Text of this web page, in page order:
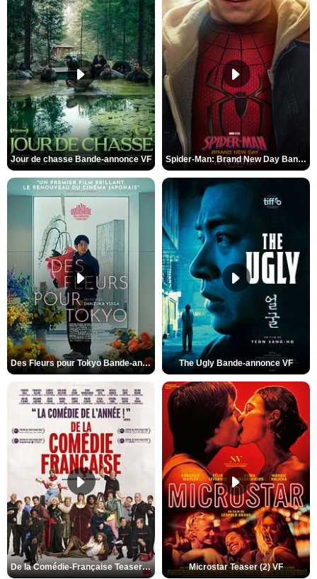
Jour de chasse Bande-annonce VF Spider-Man: Brand New Day Bande-annonce (3) VO STFR
Des Fleurs pour Tokyo Bande-annonce VO STFR The Ugly Bande-annonce VF
De la Comédie-Française Teaser (3) VF Microstar Teaser (2) VF